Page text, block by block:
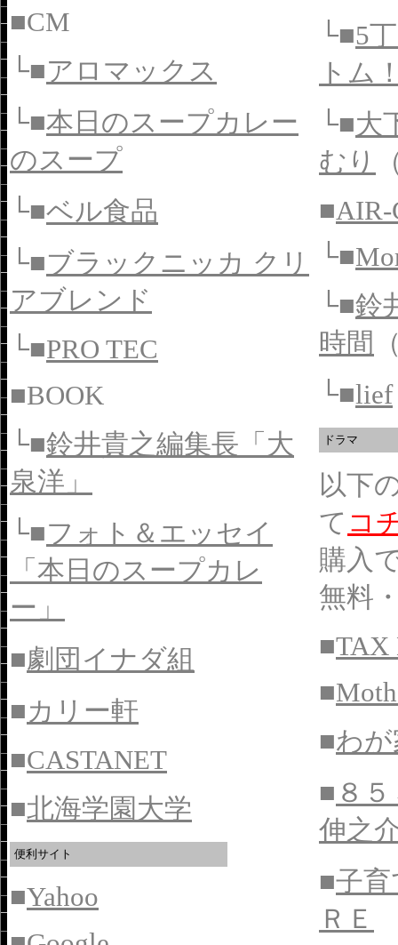
■CM
└■アロマックス
└■本日のスープカレー
のスープ
└■ベル食品
└■ブラックニッカ クリ
アブレンド
└■PRO TEC
■BOOK
└■鈴井貴之編集長「大
泉洋」
└■フォト＆エッセイ
「本日のスープカレ
ー」
■劇団イナダ組
■カリー軒
■CASTANET
■北海学園大学
便利サイト
■Yahoo
└■5
トム
└■大
むり
■AIR-
└■
└■鈴
時間
└■lief
ドラマ
以下
て コ
購入
無料
■TAX
■
■わ
■ ８
伸之
■子
ＲＥ